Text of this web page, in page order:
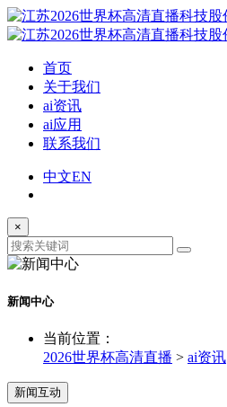
首页
关于我们
ai资讯
ai应用
联系我们
中文EN
×
新闻中心
当前位置：
2026世界杯高清直播 > ai资讯
新闻互动